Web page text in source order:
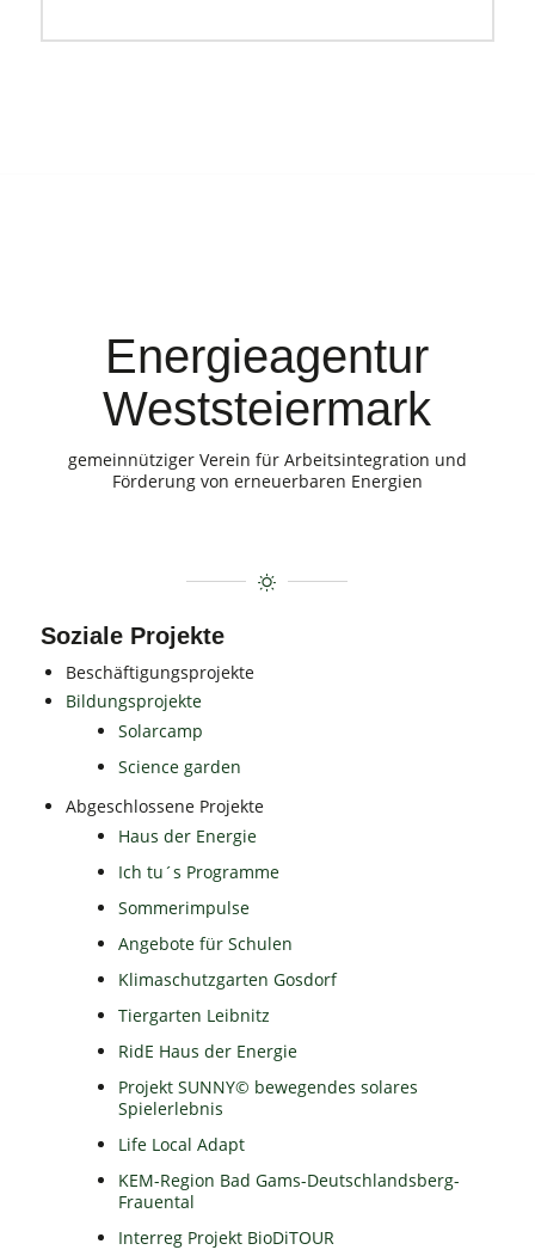
Energieagentur
Weststeiermark
gemeinnütziger Verein für Arbeitsintegration und
Förderung von erneuerbaren Energien
Soziale Projekte
Beschäftigungsprojekte
Bildungsprojekte
Solarcamp
Science garden
Abgeschlossene Projekte
Haus der Energie
Ich tu´s Programme
Sommerimpulse
Angebote für Schulen
Klimaschutzgarten Gosdorf
Tiergarten Leibnitz
RidE Haus der Energie
Projekt SUNNY© bewegendes solares
Spielerlebnis
Life Local Adapt
KEM-Region Bad Gams-Deutschlandsberg-
Frauental
Interreg Projekt BioDiTOUR